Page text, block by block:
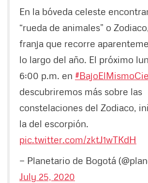
En la bóveda celeste
“rueda de animales” o
franja que recorre
lo largo del año. El próximo
6:00 p.m. en
descubriremos más sobre las
constelaciones del Zodiaco,
la del escorpión.
pic.twitter.com/zktJ1wTKdH
— Planetario de Bogotá
July 25, 2020